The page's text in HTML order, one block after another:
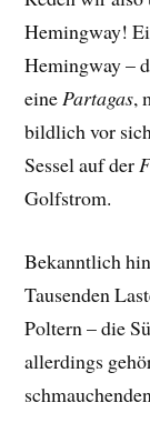
Hemingway!
Hemingway –
einePartagas,
bildlich vor
Sessel auf der
Golfstrom.
Bekanntlich
Tausenden
Poltern – die
allerdings